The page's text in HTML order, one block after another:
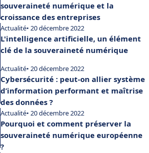
souveraineté numérique et la
croissance des entreprises
Actualité• 20 décembre 2022
L'intelligence artificielle, un élément
clé de la souveraineté numérique
Actualité• 20 décembre 2022
Cybersécurité : peut-on allier système
d’information performant et maîtrise
des données ?
Actualité• 20 décembre 2022
Pourquoi et comment préserver la
souveraineté numérique européenne
?